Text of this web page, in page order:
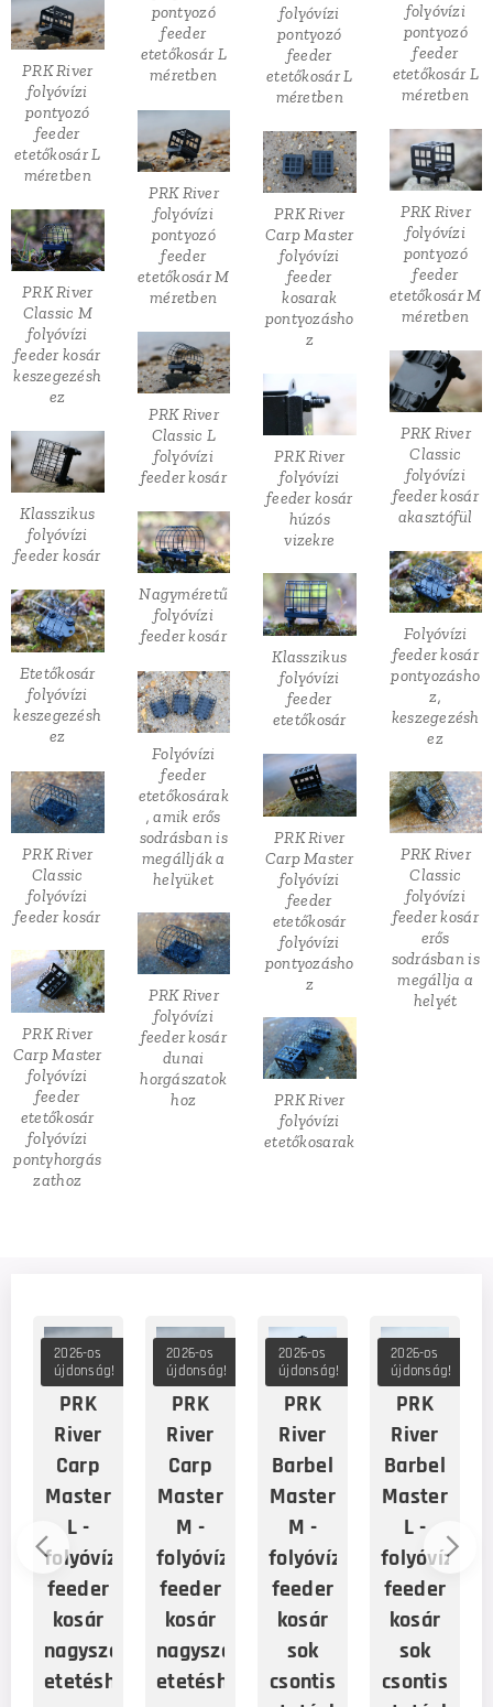
pontyozó
feeder
etetőkosár L
méretben
folyóvízi
pontyozó
feeder
etetőkosár L
méretben
folyóvízi
pontyozó
feeder
etetőkosár L
méretben
PRK River
folyóvízi
pontyozó
feeder
etetőkosár L
méretben
PRK River
folyóvízi
pontyozó
feeder
etetőkosár M
méretben
PRK River
folyóvízi
pontyozó
feeder
etetőkosár M
méretben
PRK River
Carp Master
folyóvízi
feeder
kosarak
pontyozásho
z
PRK River
Classic M
folyóvízi
feeder kosár
keszegezésh
ez
PRK River
Classic L
folyóvízi
feeder kosár
PRK River
Classic
folyóvízi
feeder kosár
akasztófül
PRK River
folyóvízi
feeder kosár
húzós
vizekre
Klasszikus
folyóvízi
feeder kosár
Nagyméretű
folyóvízi
feeder kosár
Folyóvízi
feeder kosár
pontyozásho
z,
keszegezésh
ez
Klasszikus
folyóvízi
feeder
etetőkosár
Etetőkosár
folyóvízi
keszegezésh
ez
Folyóvízi
feeder
etetőkosárak
, amik erős
sodrásban is
megállják a
helyüket
PRK River
Carp Master
folyóvízi
feeder
etetőkosár
folyóvízi
pontyozásho
z
PRK River
Classic
folyóvízi
feeder kosár
PRK River
Classic
folyóvízi
feeder kosár
erős
sodrásban is
megállja a
helyét
PRK River
folyóvízi
feeder kosár
dunai
horgászatok
hoz
PRK River
Carp Master
folyóvízi
feeder
etetőkosár
folyóvízi
pontyhorgás
zathoz
PRK River
folyóvízi
etetőkosarak
PRK
River
Carp
Master
L -
folyóvízi
feeder
kosár
nagyszemcsés
etetéshez
2026-os
újdonság!
PRK
River
Carp
Master
M -
folyóvízi
feeder
kosár
nagyszemcsés
etetéshez
2026-os
újdonság!
PRK
River
Barbel
Master
M -
folyóvízi
feeder
kosár
sok
csontis
2026-os
újdonság!
PRK
River
Barbel
Master
L -
folyóvízi
feeder
kosár
sok
csontis
2026-os
újdonság!